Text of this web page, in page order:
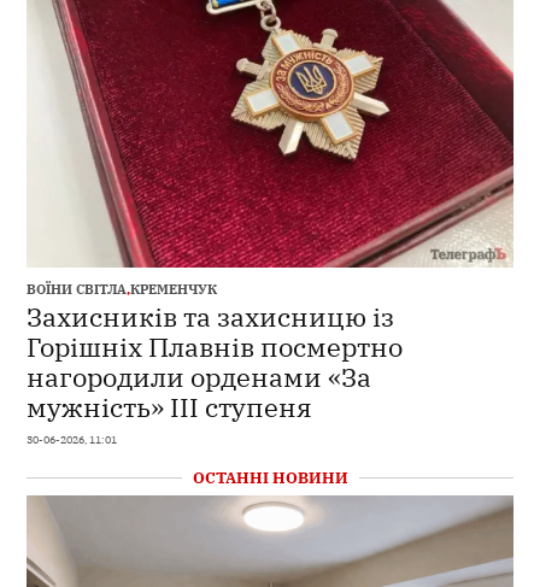
ВОЇНИ СВІТЛА,КРЕМЕНЧУК
Захисників та захисницю із
Горішніх Плавнів посмертно
нагородили орденами «За
мужність» III ступеня
30-06-2026, 11:01
ОСТАННІ НОВИНИ